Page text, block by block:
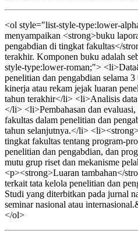
<ol style="list-style-type:lower-
menyampaikan <strong>buku
pengabdian di tingkat fakultas</
terakhir. Komponen buku adalah
style-type:lower-roman;">
penelitian dan pengabdian selama
kinerja atau rekam jejak luaran
tahun terakhir</li> <li>Analisis
</li> <li>Pembahasan dan
fakultas dalam penelitian dan
tahun selanjutnya.</li>
tingkat fakultas tentang program-
penelitian dan pengabdian, dan
mutu grup riset dan mekanisme
<p><strong>Luaran tambahan</
terkait tata kelola penelitian dan
Studi yang diterbitkan pada jurnal
seminar nasional atau
</ol>